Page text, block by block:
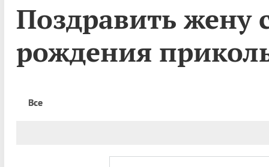
Поздравить жену
рождения
Все